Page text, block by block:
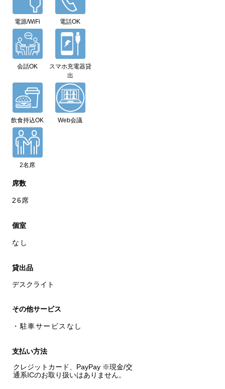
電源/WiFi 電話OK
会話OK
スマホ充電器貸
出
飲食持込OK Web会議
2名席
席数
26席
個室
なし
貸出品
デスクライト
その他サービス
・駐車サービスなし
支払い方法
クレジットカード、PayPay ※現金/交
通系ICのお取り扱いはありません。